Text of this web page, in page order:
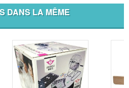
DANS LA MÊME